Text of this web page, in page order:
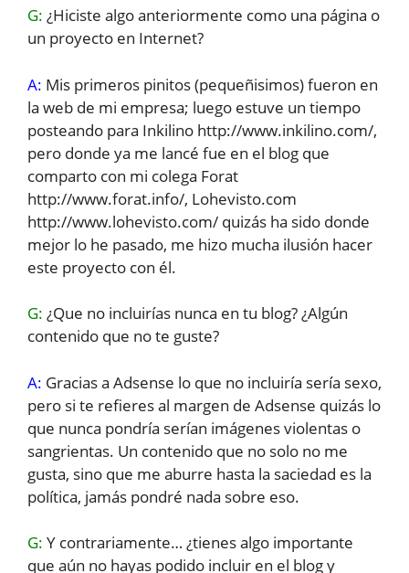
G: ¿Hiciste algo anteriormente como una página o
un proyecto en Internet?
A: Mis primeros pinitos (pequeñisimos) fueron en
la web de mi empresa; luego estuve un tiempo
posteando para Inkilino http://www.inkilino.com/,
pero donde ya me lancé fue en el blog que
comparto con mi colega Forat
http://www.forat.info/, Lohevisto.com
http://www.lohevisto.com/ quizás ha sido donde
mejor lo he pasado, me hizo mucha ilusión hacer
este proyecto con él.
G: ¿Que no incluirías nunca en tu blog? ¿Algún
contenido que no te guste?
A: Gracias a Adsense lo que no incluiría sería sexo,
pero si te refieres al margen de Adsense quizás lo
que nunca pondría serían imágenes violentas o
sangrientas. Un contenido que no solo no me
gusta, sino que me aburre hasta la saciedad es la
política, jamás pondré nada sobre eso.
G: Y contrariamente… ¿tienes algo importante
que aún no hayas podido incluir en el blog y